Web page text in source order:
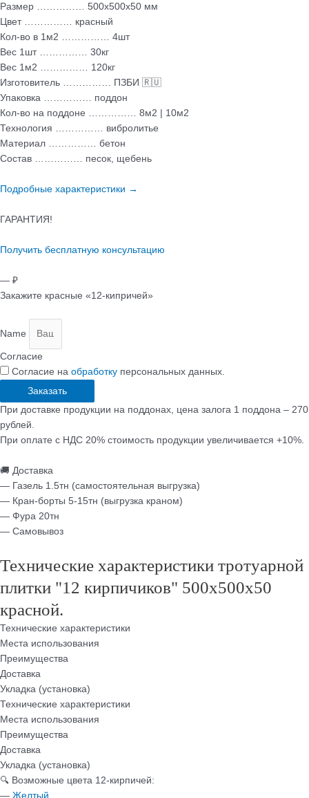
Размер …………… 500х500х50 мм
Цвет …………… красный
Кол-во в 1м2 …………… 4шт
Вес 1шт …………… 30кг
Вес 1м2 …………… 120кг
Изготовитель …………… ПЗБИ 🇷🇺
Упаковка …………… поддон
Кол-во на поддоне …………… 8м2 | 10м2
Технология …………… вибролитье
Материал …………… бетон
Состав …………… песок, щебень
Подробные характеристики →
ГАРАНТИЯ!
Получить бесплатную консультацию
— ₽
Закажите красные «12-кипричей»
Name
Согласие
Согласие на обработку персональных данных.
Заказать
При доставке продукции на поддонах, цена залога 1 поддона – 270
рублей.
При оплате с НДС 20% стоимость продукции увеличивается +10%.
🚚 Доставка
— Газель 1.5тн (самостоятельная выгрузка)
— Кран-борты 5-15тн (выгрузка краном)
— Фура 20тн
— Самовывоз
Технические характеристики тротуарной
плитки "12 кирпичиков" 500х500х50
красной.
Технические характеристики
Места использования
Преимущества
Доставка
Укладка (установка)
Технические характеристики
Места использования
Преимущества
Доставка
Укладка (установка)
🔍 Возможные цвета 12-кирпичей:
— Желтый